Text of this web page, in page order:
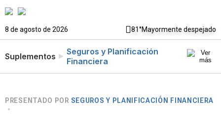
8 de agosto de 2026 81°Mayormente despejado
Suplementos
Seguros y Planificación
Financiera
PRESENTADO POR SEGUROS Y PLANIFICACIÓN FINANCIERA